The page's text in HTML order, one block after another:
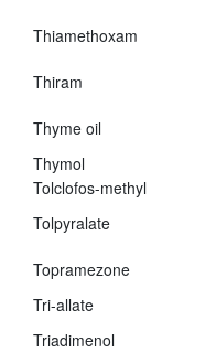
Thiamethoxam
Thiram
Thyme oil
Thymol
Tolclofos-methyl
Tolpyralate
Topramezone
Tri-allate
Triadimenol